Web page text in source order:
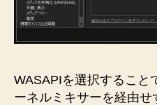
WASAPIを選択すること
ーネルミキサーを経由せ